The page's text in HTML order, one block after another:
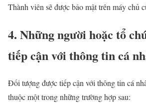
Thành viên sẽ được bảo mật trên máy chủ
4. Những người hoặc tổ
tiếp cận với thông tin cá
Đối tượng được tiếp cận với thông tin cá
thuộc một trong những trường hợp sau: